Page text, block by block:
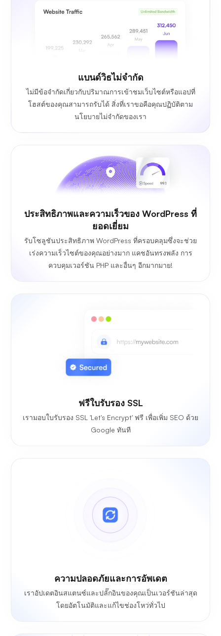
แบนด์วิธไม่จำกัด
ไม่มีข้อจำกัดเกี่ยวกับปริมาณการเข้าชมเว็บไซต์หรือแอปที่
โฮสต์ของคุณสามารถรับได้ สิ่งที่เราขอคือคุณปฏิบัติตาม
นโยบายไม่จำกัดของเรา
ประสิทธิภาพและความเร็วของ WordPress ที่
ยอดเยี่ยม
รับโซลูชันประสิทธิภาพ WordPress ที่ครอบคลุมซึ่งจะช่วย
เร่งความเร็วไซต์ของคุณอย่างมาก แคชอันทรงพลัง การ
ควบคุมเวอร์ชัน PHP และอื่นๆ อีกมากมาย!
ฟรีใบรับรอง SSL
เรามอบใบรับรอง SSL 'Let's Encrypt' ฟรี เพื่อเพิ่ม SEO ด้วย
Google ทันที
ความปลอดภัยและการอัพเดต
เราอัปเดตอินสแตนซ์และปลั๊กอินของคุณเป็นเวอร์ชันล่าสุด
โดยอัตโนมัติและแก้ไขช่องโหว่ทั่วไป